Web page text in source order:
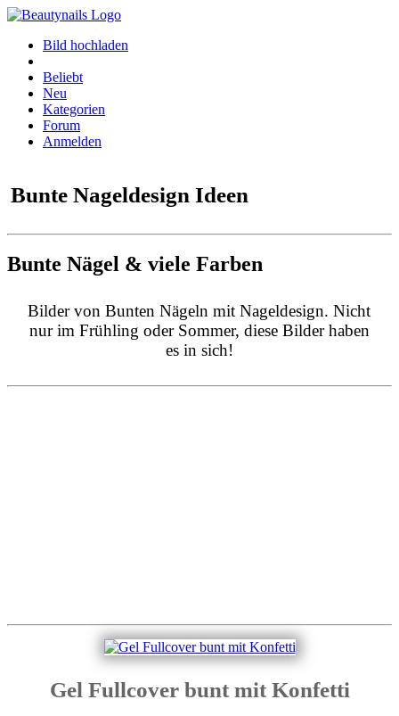
Bild hochladen
Beliebt
Neu
Kategorien
Forum
Anmelden
Bunte Nageldesign Ideen
Bunte Nägel & viele Farben
Bilder von Bunten Nägeln mit Nageldesign. Nicht
nur im Frühling oder Sommer, diese Bilder haben
es in sich!
Gel Fullcover bunt mit Konfetti